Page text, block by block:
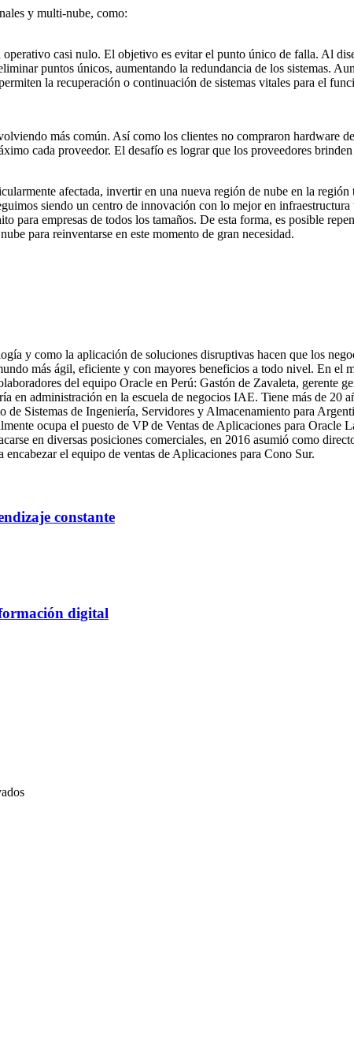
y multi-nube, como:
casi nulo. El objetivo es evitar el punto único de falla. Al
puntos únicos, aumentando la redundancia de los sistemas.
la recuperación o continuación de sistemas vitales para el
más común. Así como los clientes no compraron hardware
cada proveedor. El desafío es lograr que los proveedores
afectada, invertir en una nueva región de nube en la
siendo un centro de innovación con lo mejor en
para empresas de todos los tamaños. De esta forma, es posible
para reinventarse en este momento de gran necesidad.
y como la aplicación de soluciones disruptivas hacen que los
más ágil, eficiente y con mayores beneficios a todo nivel. En el
del equipo Oracle en Perú: Gastón de Zavaleta, gerente
en administración en la escuela de negocios IAE. Tiene más de 20
Sistemas de Ingeniería, Servidores y Almacenamiento para
ocupa el puesto de VP de Ventas de Aplicaciones para Oracle
en diversas posiciones comerciales, en 2016 asumió como
el equipo de ventas de Aplicaciones para Cono Sur.
constante
digital